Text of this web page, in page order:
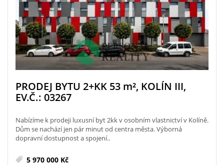
PRODEJ BYTU 2+KK 53 m², KOLÍN III,
EV.Č.: 03267
Nabízíme k prodeji luxusní byt 2kk v osobním vlastnictví v Kolíně.
Dům se nachází jen pár minut od centra města. Výborná
dopravní dostupnost a spojení..
5 970 000 Kč